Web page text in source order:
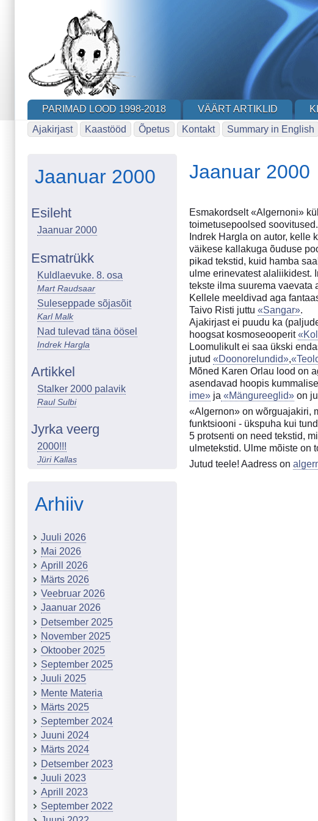
PARIMAD LOOD 1998-2018 VÄÄRT ARTIKLID
Ajakirjast
Kaastööd Õpetus Kontakt Summary in English
Jaanuar 2000
Esileht
Jaanuar 2000
Esmatrükk
Kuldlaevuke. 8. osa
Mart Raudsaar
Suleseppade sõjasõit
Karl Malk
Nad tulevad täna öösel
Indrek Hargla
Artikkel
Stalker 2000 palavik
Raul Sulbi
Jyrka veerg
2000!!!
Jüri Kallas
Arhiiv
Juuli 2026
Mai 2026
Aprill 2026
Märts 2026
Veebruar 2026
Jaanuar 2026
Detsember 2025
November 2025
Oktoober 2025
September 2025
Juuli 2025
Mente Materia
Märts 2025
September 2024
Juuni 2024
Märts 2024
Detsember 2023
Juuli 2023
Aprill 2023
September 2022
Jaanuar 2000
Esmakordselt «Algernoni»
toimetusepoolsed soovitused.
Indrek Hargla on autor,
väikese kallakuga õuduse
pikad tekstid, kuid hamba
ulme erinevatest alaliikidest.
tekste ilma suurema vaevata
Kellele meeldivad aga
Taivo Risti juttu«Sangar».
Ajakirjast ei puudu ka
hoogsat kosmoseooperit
Loomulikult ei saa ükski
jutud«Doonorelundid»,
Mõned Karen Orlau lood on
asendavad hoopis
ime» ja «Mängureeglid» on
«Algernon» on wõrguajakiri,
funktsiooni - ükspuha kui
5 protsenti on need tekstid,
ulmetekstid. Ulme mõiste on
Jutud teele! Aadress on